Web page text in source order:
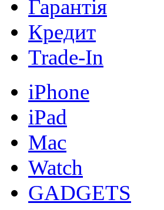
Гарантія
Кредит
Trade-In
iPhone
iPad
Mac
Watch
GADGETS